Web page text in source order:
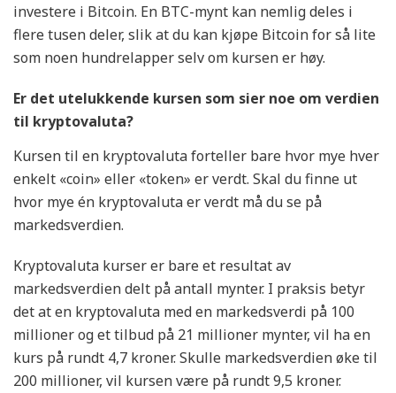
investere i Bitcoin. En BTC-mynt kan nemlig deles i
flere tusen deler, slik at du kan kjøpe Bitcoin for så lite
som noen hundrelapper selv om kursen er høy.
Er det utelukkende kursen som sier noe om verdien
til kryptovaluta?
Kursen til en kryptovaluta forteller bare hvor mye hver
enkelt «coin» eller «token» er verdt. Skal du finne ut
hvor mye én kryptovaluta er verdt må du se på
markedsverdien.
Kryptovaluta kurser er bare et resultat av
markedsverdien delt på antall mynter. I praksis betyr
det at en kryptovaluta med en markedsverdi på 100
millioner og et tilbud på 21 millioner mynter, vil ha en
kurs på rundt 4,7 kroner. Skulle markedsverdien øke til
200 millioner, vil kursen være på rundt 9,5 kroner.